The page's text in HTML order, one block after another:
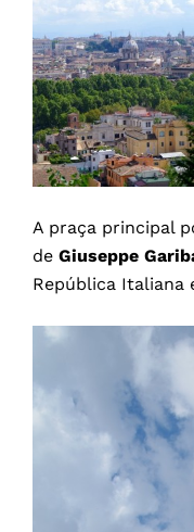
A praça principal
de Giuseppe
República Italiana